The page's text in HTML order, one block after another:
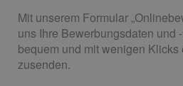
Mit unserem Formular
uns Ihre Bewerbungsdaten und
bequem und mit wenigen
zusenden.